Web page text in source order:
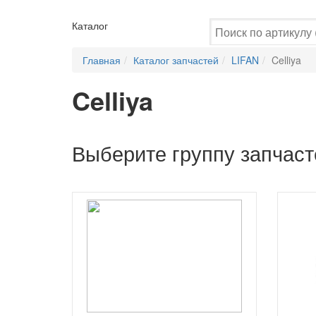
Каталог
Главная Каталог запчастей LIFAN Celliya
Celliya
Выберите группу